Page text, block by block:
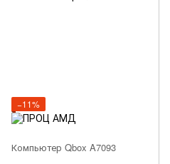
−11%
Компьютер Qbox A7093